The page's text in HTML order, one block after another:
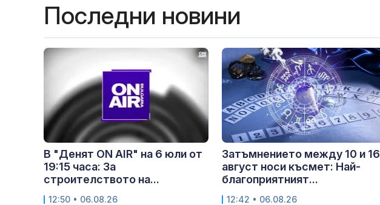
Последни новини
В "Денят ON AIR" на 6 юли от
19:15 часа: За
строителството на...
12:50 • 06.08.26
Затъмнението между 10 и 16
август носи късмет: Най-
благоприятният...
12:42 • 06.08.26